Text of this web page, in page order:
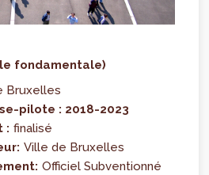
fondamentale)
Bruxelles
pilote : 2018-2023
: finalisé
Ville de Bruxelles
Officiel Subventionné